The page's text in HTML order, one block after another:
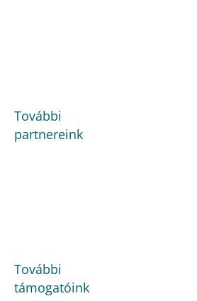
További
partnereink
További
támogatóink